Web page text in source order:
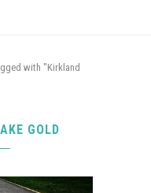
with "Kirkland
GOLD